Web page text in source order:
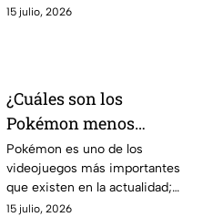
mundo. Conoce cuáles serán y
15 julio, 2026
¿Cuáles son los
Pokémon menos
usados en la historia de
los videojuegos y por
qué?
Pokémon es uno de los
videojuegos más importantes
que existen en la actualidad;
sin embargo, existen algunos
15 julio, 2026